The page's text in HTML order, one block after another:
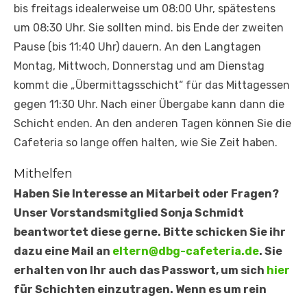
bis freitags idealerweise um 08:00 Uhr, spätestens
um 08:30 Uhr. Sie sollten mind. bis Ende der zweiten
Pause (bis 11:40 Uhr) dauern. An den Langtagen
Montag, Mittwoch, Donnerstag und am Dienstag
kommt die „Übermittagsschicht“ für das Mittagessen
gegen 11:30 Uhr. Nach einer Übergabe kann dann die
Schicht enden. An den anderen Tagen können Sie die
Cafeteria so lange offen halten, wie Sie Zeit haben.
Mithelfen
Haben Sie Interesse an Mitarbeit oder Fragen?
Unser Vorstandsmitglied Sonja Schmidt
beantwortet diese gerne. Bitte schicken Sie ihr
dazu eine Mail an eltern@dbg-cafeteria.de. Sie
erhalten von Ihr auch das Passwort, um sich hier
für Schichten einzutragen. Wenn es um rein